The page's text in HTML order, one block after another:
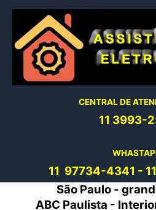
conteúdo
CENTRAL DE
11 3993-
11 97734-4341 -
São Paulo -
ABC Paulista -